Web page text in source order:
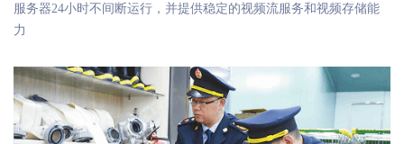
服务器24小时不间断运行，并提供稳定的视频流服务和视频存储能
力